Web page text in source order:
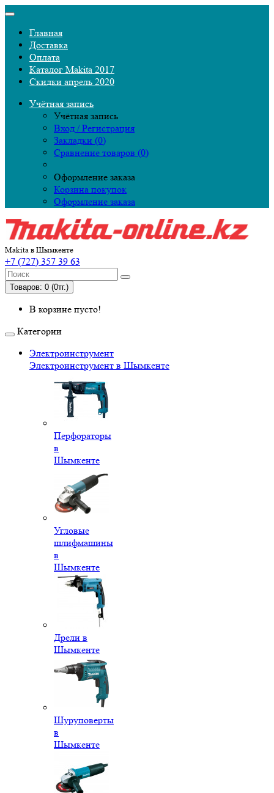
Главная
Доставка
Оплата
Каталог Makita 2017
Скидки апрель 2020
Учётная запись
Учётная запись
Вход / Регистрация
Закладки (0)
Сравнение товаров (0)
Оформление заказа
Корзина покупок
Оформление заказа
Makita в Шымкенте
+7 (727) 357 39 63
Товаров: 0 (0тг.)
В корзине пусто!
Категории
Электроинструмент
Электроинструмент в Шымкенте
Перфораторы
в
Шымкенте
Угловые
шлифмашины
в
Шымкенте
Дрели в
Шымкенте
Шуруповерты
в
Шымкенте